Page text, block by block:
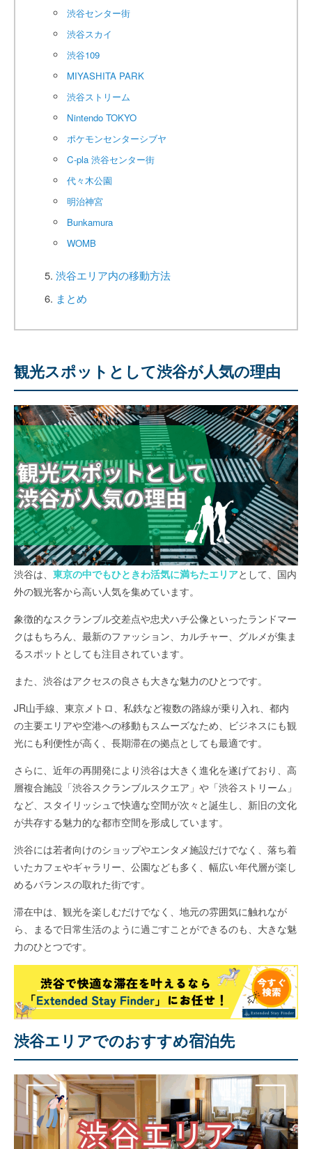
渋谷センター街
渋谷スカイ
渋谷109
MIYASHITA PARK
渋谷ストリーム
Nintendo TOKYO
ポケモンセンターシブヤ
C-pla 渋谷センター街
代々木公園
明治神宮
Bunkamura
WOMB
渋谷エリア内の移動方法
まとめ
観光スポットとして渋谷が人気の理由
渋谷は、 東京の中でもひときわ活気に満ちたエリアとして、国内
外の観光客から高い人気を集めています。
象徴的なスクランブル交差点や忠犬ハチ公像といったランドマー
クはもちろん、最新のファッション、カルチャー、グルメが集ま
るスポットとしても注目されています。
また、渋谷はアクセスの良さも大きな魅力のひとつです。
JR山手線、東京メトロ、私鉄など複数の路線が乗り入れ、都内
の主要エリアや空港への移動もスムーズなため、ビジネスにも観
光にも利便性が高く、長期滞在の拠点としても最適です。
さらに、近年の再開発により渋谷は大きく進化を遂げており、高
層複合施設「渋谷スクランブルスクエア」や「渋谷ストリーム」
など、スタイリッシュで快適な空間が次々と誕生し、新旧の文化
が共存する魅力的な都市空間を形成しています。
渋谷には若者向けのショップやエンタメ施設だけでなく、落ち着
いたカフェやギャラリー、公園なども多く、幅広い年代層が楽し
めるバランスの取れた街です。
滞在中は、観光を楽しむだけでなく、地元の雰囲気に触れなが
ら、まるで日常生活のように過ごすことができるのも、大きな魅
力のひとつです。
渋谷エリアでのおすすめ宿泊先